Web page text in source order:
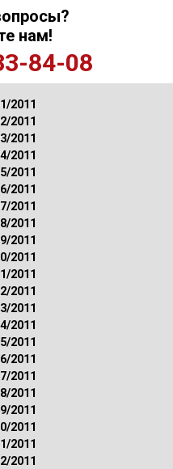
нам!
84-08
2011
2011
2011
2011
2011
2011
2011
2011
2011
2011
2011
2011
2011
2011
2011
2011
2011
2011
2011
2011
2011
2011